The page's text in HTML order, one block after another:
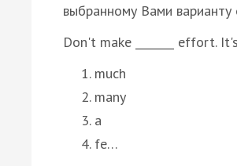
выбранному Вами варианту
Don't make _______ effort.
much
many
a
fe…